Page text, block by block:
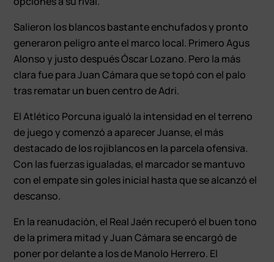
Salieron los blancos bastante enchufados y pronto
generaron peligro ante el marco local. Primero Agus
Alonso y justo después Óscar Lozano. Pero la más
clara fue para Juan Cámara que se topó con el palo
tras rematar un buen centro de Adri.
El Atlético Porcuna igualó la intensidad en el terreno
de juego y comenzó a aparecer Juanse, el más
destacado de los rojiblancos en la parcela ofensiva.
Con las fuerzas igualadas, el marcador se mantuvo
con el empate sin goles inicial hasta que se alcanzó el
descanso.
En la reanudación, el Real Jaén recuperó el buen tono
de la primera mitad y Juan Cámara se encargó de
poner por delante a los de Manolo Herrero. El